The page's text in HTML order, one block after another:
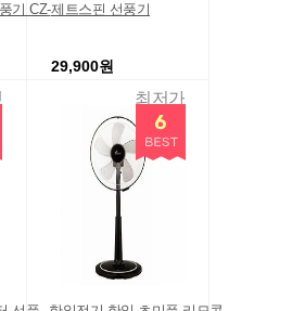
기 CZ-제트스핀 선풍기
29,900원
최저가